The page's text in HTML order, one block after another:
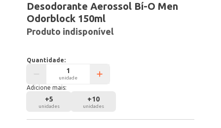
Desodorante Aerossol Bí-O Men
Odorblock 150ml
Produto indisponível
Quantidade:
unidade
Adicione mais:
+5
unidades
+10
unidades